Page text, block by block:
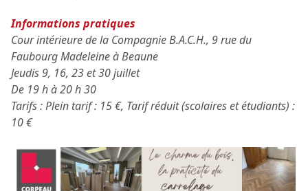
Informations pratiques
Cour intérieure de la Compagnie B.A.C.H., 9 rue du
Faubourg Madeleine à Beaune
Jeudis 9, 16, 23 et 30 juillet
De 19 h à 20 h 30
Tarifs : Plein tarif : 15 €, Tarif réduit (scolaires et étudiants) :
10 €